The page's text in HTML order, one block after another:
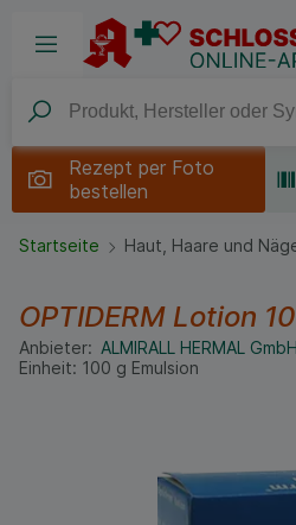
Rezept per Foto
bestellen
Startseite Haut, Haare und
OPTIDERM Lotion
Anbieter: ALMIRALL HERMAL GmbH
Einheit: 100 g Emulsion